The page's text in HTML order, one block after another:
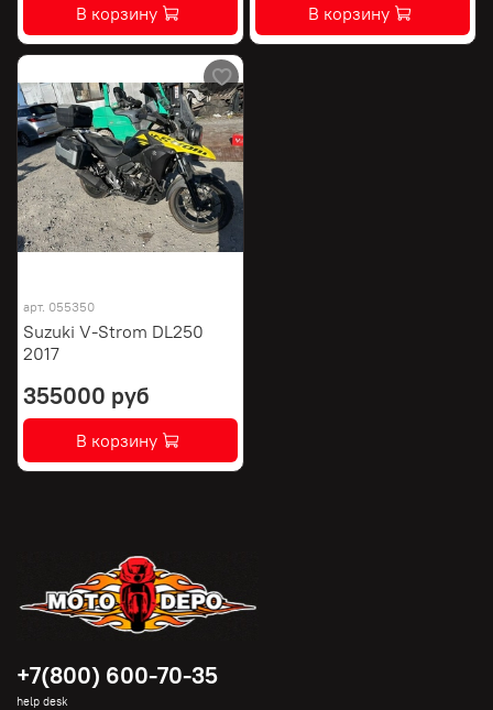
В корзину В корзину
арт. 055350
Suzuki V-Strom DL250
2017
355000 руб
В корзину
+7(800) 600-70-35
help desk